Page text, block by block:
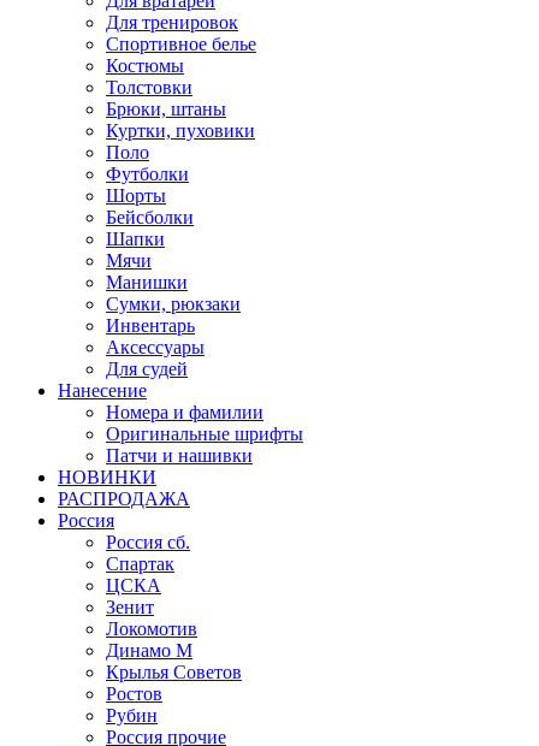
Для тренировок
Спортивное белье
Костюмы
Толстовки
Брюки, штаны
Куртки, пуховики
Поло
Футболки
Шорты
Бейсболки
Шапки
Мячи
Манишки
Сумки, рюкзаки
Инвентарь
Аксессуары
Для судей
Нанесение
Номера и фамилии
Оригинальные шрифты
Патчи и нашивки
НОВИНКИ
РАСПРОДАЖА
Россия
Россия сб.
Спартак
ЦСКА
Зенит
Локомотив
Динамо М
Крылья Советов
Ростов
Рубин
Россия прочие